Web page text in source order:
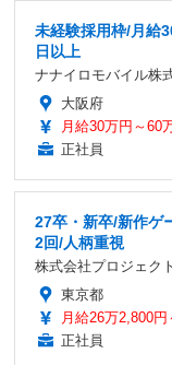
未経験採用枠/月給
日以上
ナナイロモバイル株
大阪府
月給30万円～60
正社員
27卒・新卒/新作ゲ
2回/人柄重視
株式会社プロジェク
東京都
月給26万2,800円
正社員